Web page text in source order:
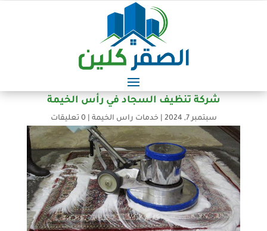
شركة تنظيف السجاد في رأس الخيمة
سبتمبر 7, 2024 خدمات راس الخيمة |0 تعليقات